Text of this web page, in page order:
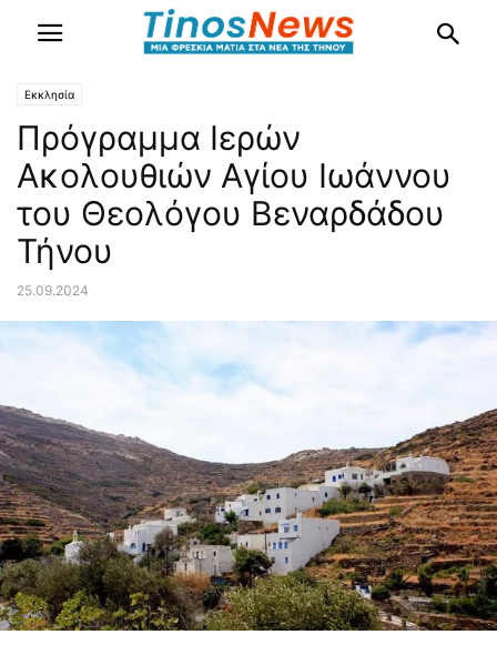
Εκκλησία
Πρόγραμμα Ιερών
Ακολουθιών Αγίου Ιωάννου
του Θεολόγου Βεναρδάδου
Τήνου
25.09.2024